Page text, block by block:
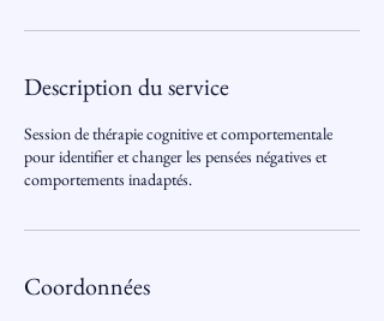
Description du service
Session de thérapie cognitive et comportementale
pour identifier et changer les pensées négatives et
comportements inadaptés.
Coordonnées